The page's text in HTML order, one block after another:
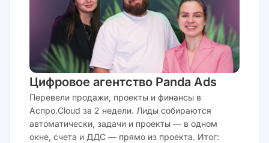
Цифровое агентство Panda Ads
Перевели продажи, проекты и финансы в
Аспро.Cloud за 2 недели. Лиды собираются
автоматически, задачи и проекты — в одном
окне, счета и ДДС — прямо из проекта. Итог: